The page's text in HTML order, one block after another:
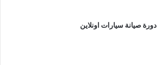
دورة صيانة سيارات اونلاين